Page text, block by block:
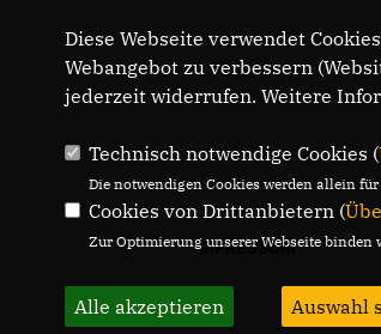
IMPRESSUM
Diese Webseite verwendet
Webangebot zu verbessern
jederzeit widerrufen. Weitere
Technisch notwendige Cookies (
Die notwendigen Cookies werden allein
Cookies von Drittanbietern (
Zur Optimierung unserer Webseite
Alle akzeptieren Auswahl